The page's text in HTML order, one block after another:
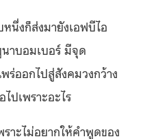
นึ่งก็ส่งมายังเอฟบีไอ
าบอมเบอร์ มีจุด
ร่ออกไปสู่สังคมวงกว้าง
ปเพราะอะไร
าะไม่อยากให้คำพูดของ